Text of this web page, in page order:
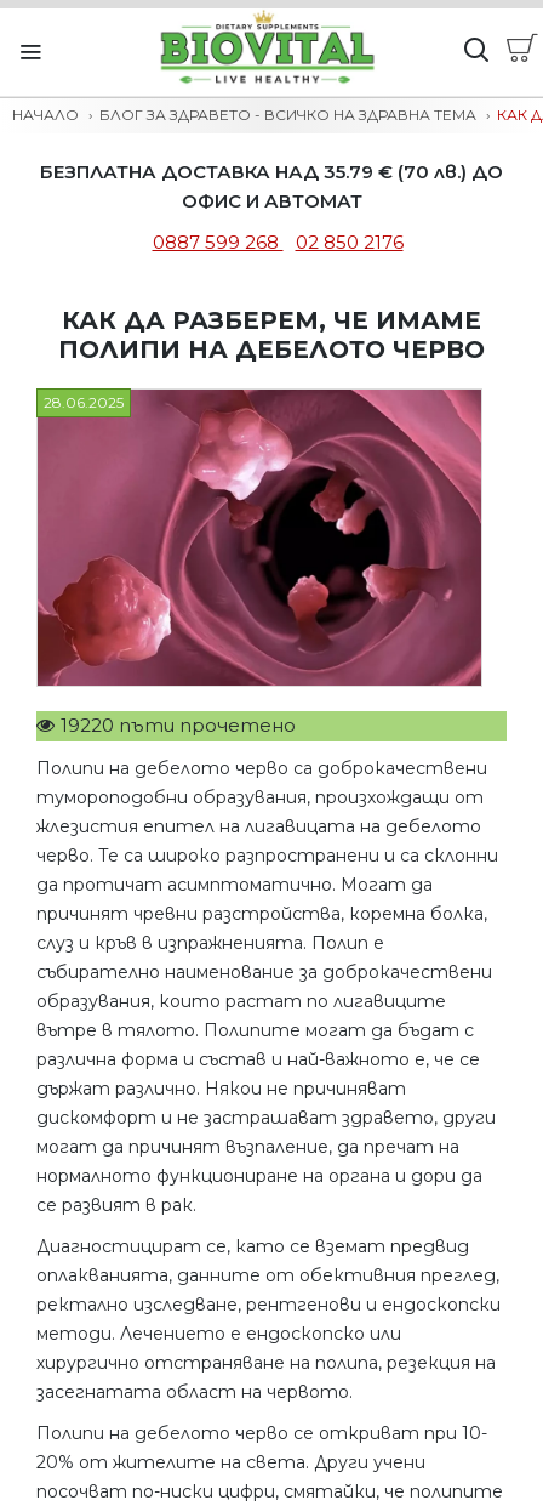
НАЧАЛО БЛОГ ЗА ЗДРАВЕТО - ВСИЧКО НА ЗДРАВНА ТЕМА КАК
БЕЗПЛАТНА ДОСТАВКА НАД 35.79 € (70 лв.) ДО
ОФИС И АВТОМАТ
0887 599 268
02 850 2176
КАК ДА РАЗБЕРЕМ, ЧЕ ИМАМЕ
ПОЛИПИ НА ДЕБЕЛОТО ЧЕРВО
28.06.2025
19220 пъти прочетено
Полипи на дебелото черво са доброкачествени
тумороподобни образувания, произхождащи от
жлезистия епител на лигавицата на дебелото
черво. Те са широко разпространени и са склонни
да протичат асимптоматично. Могат да
причинят чревни разстройства, коремна болка,
слуз и кръв в изпражненията. Полип е
събирателно наименование за доброкачествени
образувания, които растат по лигавиците
вътре в тялото. Полипите могат да бъдат с
различна форма и състав и най-важното е, че се
държат различно. Някои не причиняват
дискомфорт и не застрашават здравето, други
могат да причинят възпаление, да пречат на
нормалното функциониране на органа и дори да
се развият в рак.
Диагностицират се, като се вземат предвид
оплакванията, данните от обективния преглед,
ректално изследване, рентгенови и ендоскопски
методи. Лечението е ендоскопско или
хирургично отстраняване на полипа, резекция на
засегнатата област на червото.
Полипи на дебелото черво се откриват при 10-
20% от жителите на света. Други учени
посочват по-ниски цифри, смятайки, че полипите